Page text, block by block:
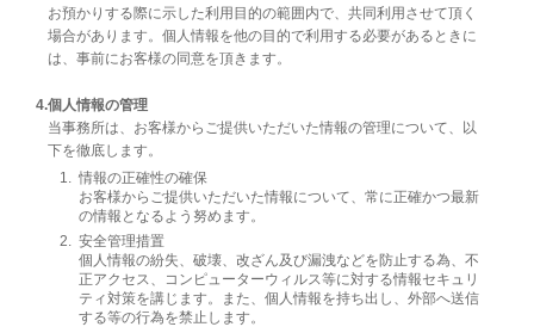
お預かりする際に示した利用目的の範囲内で、共同利用させて頂く
場合があります。個人情報を他の目的で利用する必要があるときに
は、事前にお客様の同意を頂きます。
個人情報の管理
当事務所は、お客様からご提供いただいた情報の管理について、以
下を徹底します。
情報の正確性の確保
お客様からご提供いただいた情報について、常に正確かつ最新
の情報となるよう努めます。
安全管理措置
個人情報の紛失、破壊、改ざん及び漏洩などを防止する為、不
正アクセス、コンピューターウィルス等に対する情報セキュリ
ティ対策を講じます。また、個人情報を持ち出し、外部へ送信
する等の行為を禁止します。